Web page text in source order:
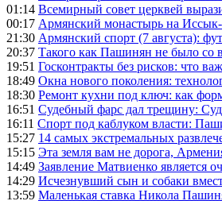
01:14 Всемирный совет церквей
00:17 Армянский монастырь на
21:30 Армянский спорт (7 августа):
20:37 Такого как Пашинян не было со
19:51 Госконтракты без рисков: что
18:49 Окна нового поколения:
18:30 Ремонт кухни под ключ: как
16:51 Судебный фарс дал трещину:
16:11 Спорт под каблуком власти:
15:27 14 самых экстремальных
15:15 Эта земля вам не дорога,
14:49 Заявление Матвиенко является
14:29 Исчезнувший сын и собаки
13:59 Маленькая ставка Никола